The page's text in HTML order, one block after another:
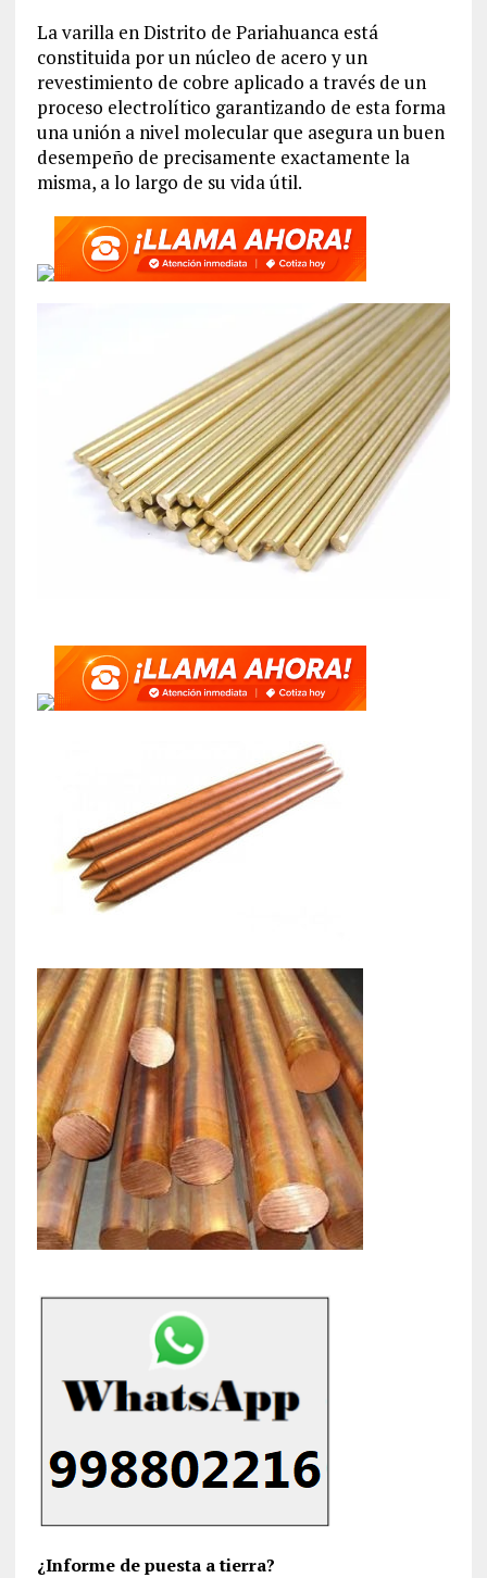
La varilla en Distrito de Pariahuanca está
constituida por un núcleo de acero y un
revestimiento de cobre aplicado a través de un
proceso electrolítico garantizando de esta forma
una unión a nivel molecular que asegura un buen
desempeño de precisamente exactamente la
misma, a lo largo de su vida útil.
¿Informe de puesta a tierra?